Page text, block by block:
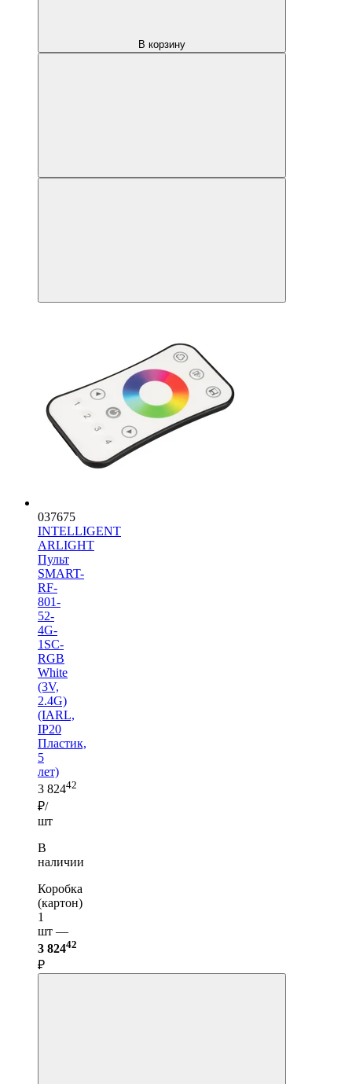
В корзину
037675
INTELLIGENT
ARLIGHT
Пульт
SMART-
RF-
801-
52-
4G-
1SC-
RGB
White
(3V,
2.4G)
(IARL,
IP20
Пластик,
5
лет)
3 82442
₽/
шт
В
наличии
Коробка
(картон)
1
шт —
3 82442
₽